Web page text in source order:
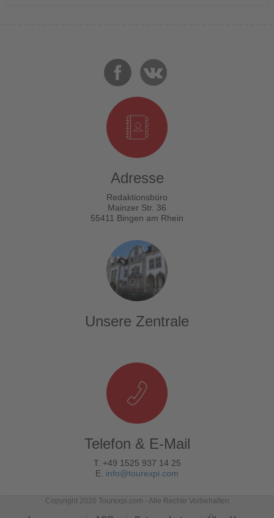
Adresse
Redaktionsbüro
Mainzer Str. 36
55411 Bingen am Rhein
Unsere Zentrale
Telefon & E-Mail
T. +49 1525 937 14 25
E. info@tourexpi.com
Copyright 2020 Tourexpi.com - Alle Rechte Vorbehalten